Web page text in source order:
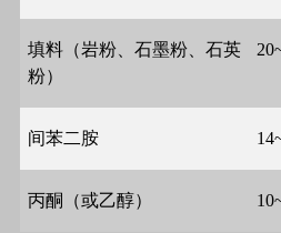
填料（岩粉、石墨粉、石英
粉）
间苯二胺
丙酮（或乙醇）